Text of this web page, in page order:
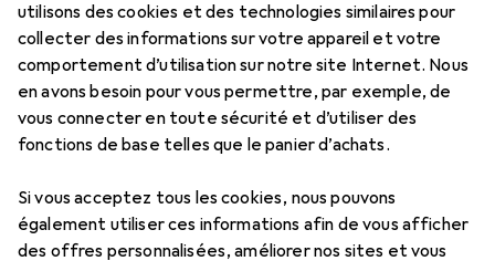
utilisons des cookies et des technologies similaires pour
collecter des informations sur votre appareil et votre
comportement d’utilisation sur notre site Internet. Nous
en avons besoin pour vous permettre, par exemple, de
vous connecter en toute sécurité et d’utiliser des
fonctions de base telles que le panier d’achats.
Si vous acceptez tous les cookies, nous pouvons
également utiliser ces informations afin de vous afficher
des offres personnalisées, améliorer nos sites et vous
ProduitsForum